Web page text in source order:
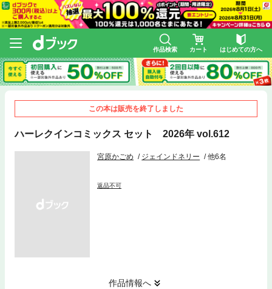
作品検索 カート はじめての方へ
この本は販売を終了しました
ハーレクインコミックス セット 2026年 vol.612
宮原かごめ ジェインドネリー 他6名
返品不可
作品情報へ